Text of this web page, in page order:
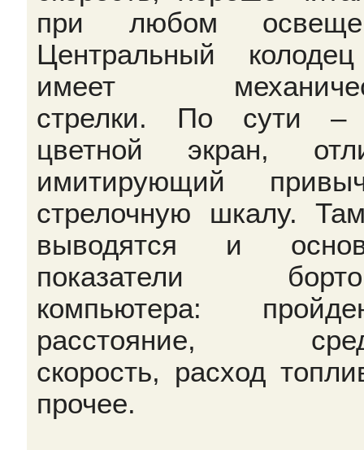
при любом
Центральный
имеет
стрелки. По сути –
цветной экран,
имитирующий
стрелочную шкалу.
выводятся и
показатели
компьютера:
расстояние,
скорость, расход
прочее.